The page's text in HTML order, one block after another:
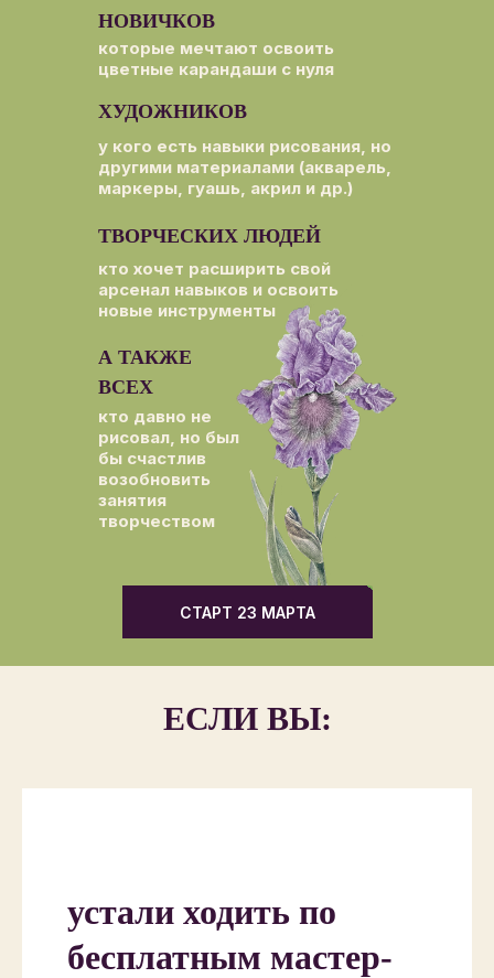
кто давно не
рисовал, но был
бы счастлив
возобновить
занятия
творчеством
кто хочет расширить свой
арсенал навыков и освоить
новые инструменты
у кого есть навыки рисования, но
другими материалами (акварель,
маркеры, гуашь, акрил и др.)
А ТАКЖЕ
ВСЕХ
ТВОРЧЕСКИХ ЛЮДЕЙ
НОВИЧКОВ
которые мечтают освоить
цветные карандаши с нуля
ХУДОЖНИКОВ
СТАРТ 23 МАРТА
ЕСЛИ ВЫ:
устали ходить по
бесплатным мастер-